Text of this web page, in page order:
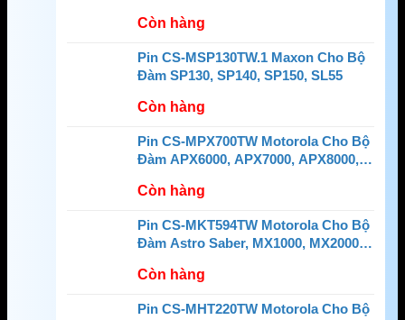
Còn hàng
Pin CS-MSP130TW.1 Maxon Cho Bộ
Đàm SP130, SP140, SP150, SL55
Còn hàng
Pin CS-MPX700TW Motorola Cho Bộ
Đàm APX6000, APX7000, APX8000,
Còn hàng
Pin CS-MKT594TW Motorola Cho Bộ
Đàm Astro Saber, MX1000, MX2000,
Còn hàng
Pin CS-MHT220TW Motorola Cho Bộ